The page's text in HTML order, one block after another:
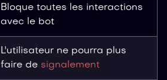
Bloque toutes les interactions
avec le bot
L'utilisateur ne pourra plus
faire de signalement